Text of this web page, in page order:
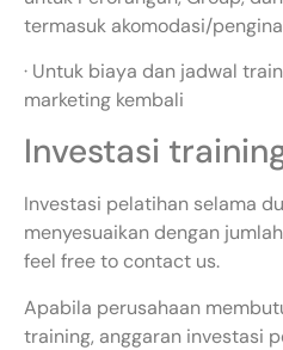
termasuk akomodasi/
· Untuk biaya dan jadwal
marketing kembali
Investasi
Investasi pelatihan selama
menyesuaikan dengan
feel free to contact us.
Apabila perusahaan
training, anggaran investasi